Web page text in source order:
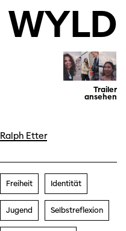
WYLD
Trailer
ansehen
Ralph Etter
Freiheit Identität
Jugend Selbstreflexion